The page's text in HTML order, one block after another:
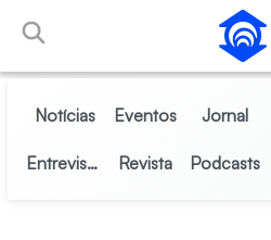
Skip to Main Content
Notícias Eventos Jornal
Entrevistas Revista Podcasts